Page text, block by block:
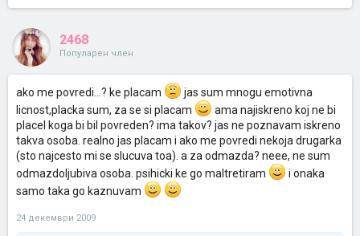
2468
Популарен член
ako me povredi...? ke placam
jas sum mnogu emotivna
licnost,placka sum, za se si placam
ama najiskreno koj ne bi
placel koga bi bil povreden? ima takov? jas ne poznavam iskreno
takva osoba. realno jas placam i ako me povredi nekoja drugarka
(sto najcesto mi se slucuva toa). a za odmazda? neee, ne sum
odmazdoljubiva osoba. psihicki ke go maltretiram
i onaka
samo taka go kaznuvam
24 декември 2009